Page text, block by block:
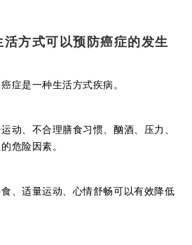
方式可以预防癌症的发生
症是一种生活方式疾病。
动、不合理膳食习惯、酗酒、压力、
危险因素。
食、适量运动、心情舒畅可以有效降低